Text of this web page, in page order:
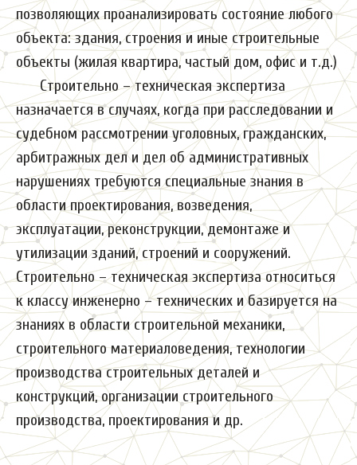
позволяющих проанализировать состояние любого
объекта: здания, строения и иные строительные
объекты (жилая квартира, частый дом, офис и т.д.)
Строительно – техническая экспертиза
назначается в случаях, когда при расследовании и
судебном рассмотрении уголовных, гражданских,
арбитражных дел и дел об административных
нарушениях требуются специальные знания в
области проектирования, возведения,
эксплуатации, реконструкции, демонтаже и
утилизации зданий, строений и сооружений.
Строительно – техническая экспертиза относиться
к классу инженерно – технических и базируется на
знаниях в области строительной механики,
строительного материаловедения, технологии
производства строительных деталей и
конструкций, организации строительного
производства, проектирования и др.